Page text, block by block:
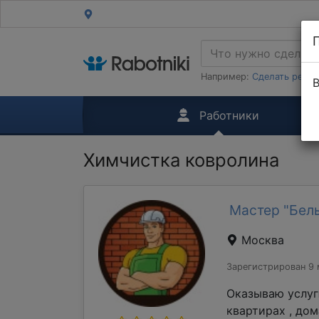
Например: Сделать
Работники
Химчистка ковролина
Мастер
Москва
Зарегистрирован 9
Оказываю
квартирах ,